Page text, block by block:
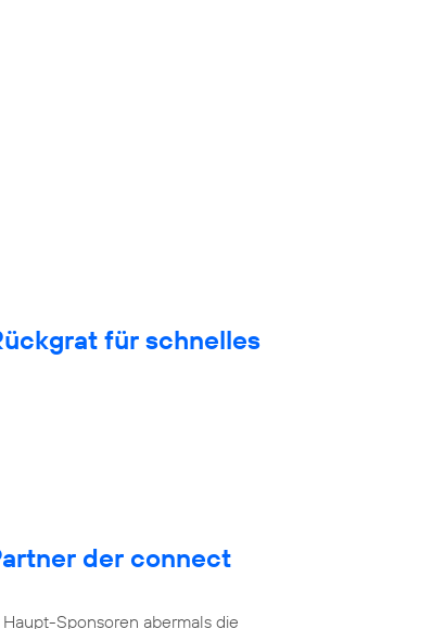
für schnelles
der connect
Sponsoren abermals die